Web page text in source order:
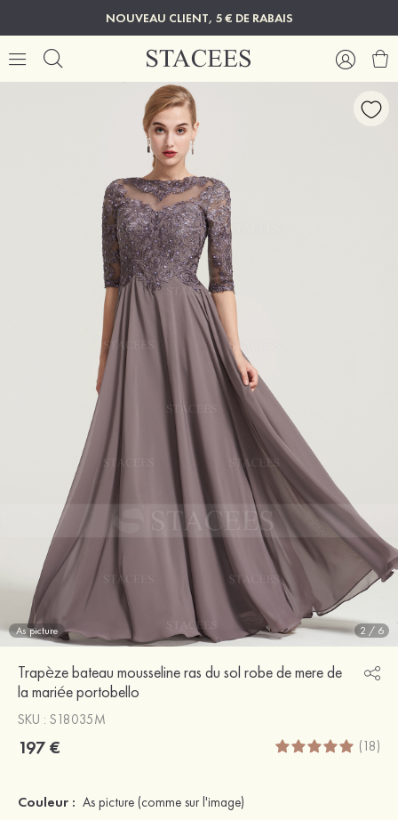
NOUVEAU CLIENT, 5 € DE RABAIS
As picture 2 / 6
Trapèze bateau mousseline ras du sol robe de mere de
la mariée portobello
SKU : S18035M
197 € (18)
Couleur : As picture (comme sur l'image)